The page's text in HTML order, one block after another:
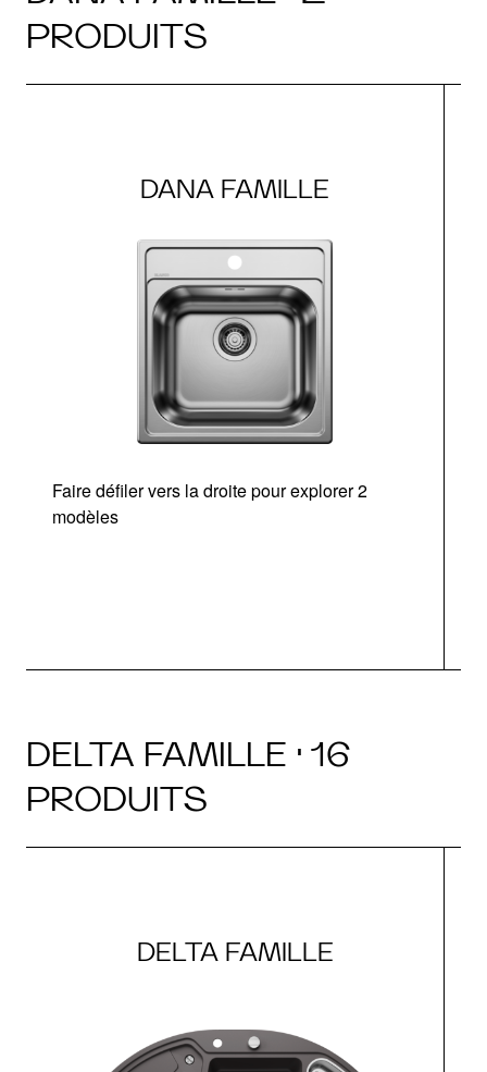
PRODUITS
DANA FAMILLE
Faire défiler vers la droite pour explorer 2
modèles
DELTA FAMILLE · 16
PRODUITS
DELTA FAMILLE